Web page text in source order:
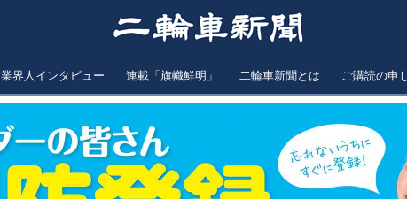
業界人インタビュー 連載「旗幟鮮明」 二輪車新聞とは ご購読の申